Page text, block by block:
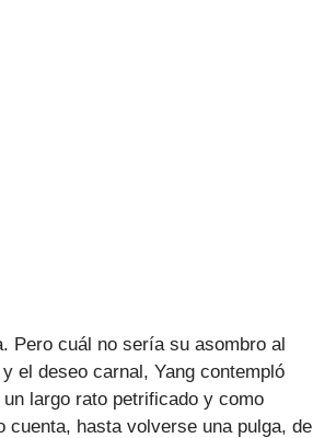
Pero cuál no sería su asombro al
el deseo carnal, Yang contempló
largo rato petrificado y como
cuenta, hasta volverse una pulga, de